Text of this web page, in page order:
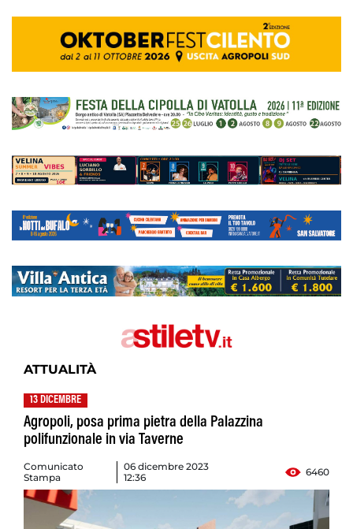
ATTUALITÀ
13 DICEMBRE
Agropoli, posa prima pietra della Palazzina
polifunzionale in via Taverne
Comunicato
Stampa
06 dicembre 2023
12:36
6460